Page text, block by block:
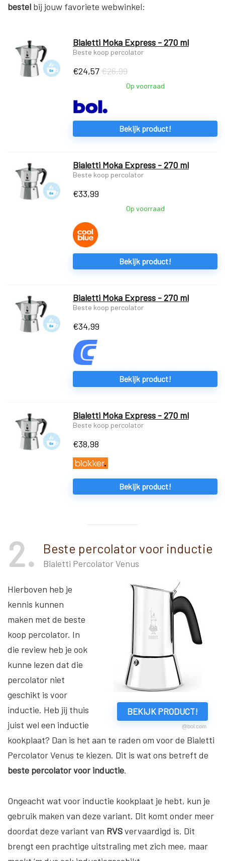
bestel bij jouw favoriete webwinkel:
Bialetti Moka Express - 270 ml
Beste koop percolator
€24,57€26,99
Op voorraad
Bekijk product!
Bialetti Moka Express - 270 ml
Beste koop percolator
€33,99
Op voorraad
Bekijk product!
Bialetti Moka Express - 270 ml
Beste koop percolator
€34,99
Bekijk product!
Bialetti Moka Express - 270 ml
Beste koop percolator
€38,98
Bekijk product!
2 Beste percolator voor inductie
Bialetti Percolator Venus
BEKIJK PRODUCT!
@bol.com
Hierboven heb je
kennis kunnen
maken met de beste
koop percolator. In
die review heb je ook
kunne lezen dat die
percolator niet
geschikt is voor
inductie. Heb jij thuis
juist wel een inductie
kookplaat? Dan is het aan te raden om voor de Bialetti
Percolator Venus te kiezen. Dit is wat ons betreft de
beste percolator voor inductie.
Ongeacht wat voor inductie kookplaat je hebt, kun je
gebruik maken van deze variant. Dit komt onder meer
doordat deze variant van RVSvervaardigd is. Dit
brengt een prachtige uitstraling met zich mee, maar